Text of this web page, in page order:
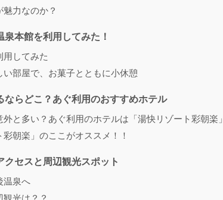
力なのか？
本館を利用してみた！
用してみた
い部屋で、お菓子とともに小休憩
ならどこ？あぐ利用のおすすめホテル
外と多い？あぐ利用のホテルは「湯快リゾート彩朝楽」
彩朝楽」のここがオススメ！！
クセスと周辺観光スポット
温泉へ